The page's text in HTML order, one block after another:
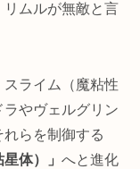
ムルが無敵と言
ライム（魔粘性
やヴェルグリン
らを制御する
体）」 へと進化